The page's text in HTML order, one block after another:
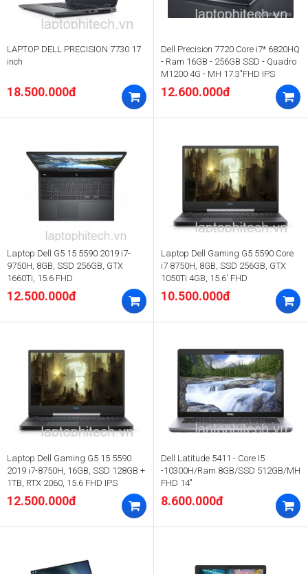
LAPTOP DELL PRECISION 7730 17
inch
18.500.000đ
Dell Precision 7720 Core i7* 6820HQ
- Ram 16GB - 256GB SSD - Quadro
M1200 4G - MH 17.3"FHD IPS
12.600.000đ
Laptop Dell G5 15 5590 2019 i7-
9750H, 8GB, SSD 256GB, GTX
1660Ti, 15.6 FHD
12.500.000đ
Laptop Dell Gaming G5 5590 Core
i7 8750H, 8GB, SSD 256GB, GTX
1050Ti 4GB, 15.6' FHD
10.500.000đ
Laptop Dell Gaming G5 15 5590
2019 i7-8750H, 16GB, SSD 128GB +
1TB, RTX 2060, 15.6 FHD IPS
12.500.000đ
Dell Latitude 5411 - Core I5
-10300H/Ram 8GB/SSD 512GB/MH
FHD 14"
8.600.000đ